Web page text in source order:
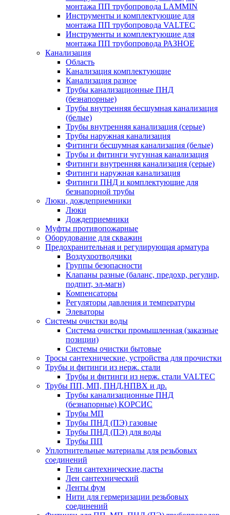
монтажа ПП трубопровода LAMMIN
Инструменты и комплектующие для
монтажа ПП трубопровода VALTEC
Инструменты и комплектующие для
монтажа ПП трубопровода РАЗНОЕ
Канализация
Область
Канализация комплектующие
Канализация разное
Трубы канализационные ПНД
(безнапорные)
Трубы внутренняя бесшумная канализация
(белые)
Трубы внутренняя канализация (серые)
Трубы наружная канализация
Фитинги бесшумная канализация (белые)
Трубы и фитинги чугунная канализация
Фитинги внутренняя канализация (серые)
Фитинги наружная канализация
Фитинги ПНД и комплектующие для
безнапорной трубы
Люки, дождеприемники
Люки
Дождеприемники
Муфты противопожарные
Оборудование для скважин
Предохранительная и регулирующая арматура
Воздухоотводчики
Группы безопасности
Клапаны разные (баланс, предохр, регулир,
подпит, эл-магн)
Компенсаторы
Регуляторы давления и температуры
Элеваторы
Системы очистки воды
Система очистки промышленная (заказные
позиции)
Системы очистки бытовые
Тросы сантехнические, устройства для прочистки
Трубы и фитинги из нерж. стали
Трубы и фитинги из нерж. стали VALTEC
Трубы ПП, МП, ПНД,НПВХ и др.
Трубы канализационные ПНД
(безнапорные) КОРСИС
Трубы МП
Трубы ПНД (ПЭ) газовые
Трубы ПНД (ПЭ) для воды
Трубы ПП
Уплотнительные материалы для резьбовых
соединений
Гели сантехнические,пасты
Лен сантехнический
Ленты фум
Нити для гермеризации резьбовых
соединений